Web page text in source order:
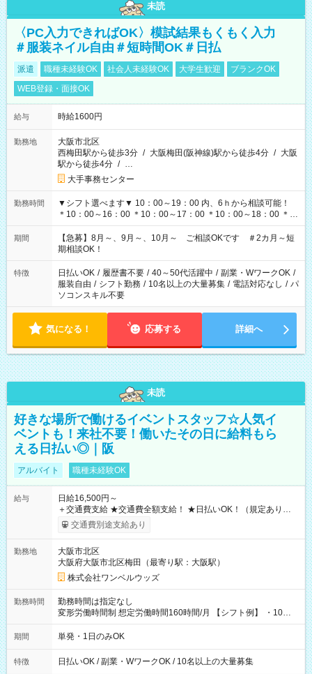
未読
〈PC入力できればOK〉模試結果もくもく入力
＃服装ネイル自由＃短時間OK＃日払
派遣 職種未経験OK 社会人未経験OK 大学生歓迎
ブランクOK
WEB登録・面接OK
給与 時給1600円
勤務地
大阪市北区
西梅田駅から徒歩3分 / 大阪梅田(阪神線)駅から徒歩4分 / 大阪
駅から徒歩4分 / …
大手事務センター
勤務時間
▼シフト選べます▼ 10：00～19：00 内、6ｈから相談可能！
＊10：00～16：00 ＊10：00～17：00 ＊10：00～18：00 ＊
11：00～19：00 ＊12：00～19：00 ＊13：00～19：00
期間
【急募】8月～、9月～、10月～ ご相談OKです ＃2カ月～短
期相談OK！
特徴 日払いOK / 履歴書不要 / 40～50代活躍中 / 副業・WワークOK /
服装自由 / シフト勤務 / 10名以上の大量募集 / 電話対応なし / パ
ソコンスキル不要
気になる！ 応募する 詳細へ
未読
好きな場所で働けるイベントスタッフ☆人気イ
ベントも！来社不要！働いたその日に給料もら
える日払い◎｜阪
アルバイト 職種未経験OK
給与
日給16,500円～
＋交通費支給 ★交通費全額支給！ ★日払いOK！（規定あり） ┗
働いたその日に現金GET♪ お仕事後はコンビニATMから 日払
交通費別途支給あり
勤務地
大阪市北区
大阪府大阪市北区梅田（最寄り駅：大阪駅）
株式会社ワンベルウッズ
勤務時間
勤務時間は指定なし
変形労働時間制 想定労働時間160時間/月 【シフト例】 ・10：
00～20：00
期間 単発・1日のみOK
特徴 日払いOK / 副業・WワークOK / 10名以上の大量募集